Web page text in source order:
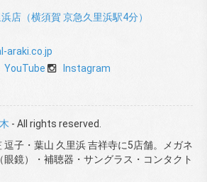
店（横須賀 京急久里浜駅4分）
araki.co.jp
YouTube Instagram
- All rights reserved.
逗子・葉山 久里浜 吉祥寺に5店舗。メガネ
（眼鏡）・補聴器・サングラス・コンタクト